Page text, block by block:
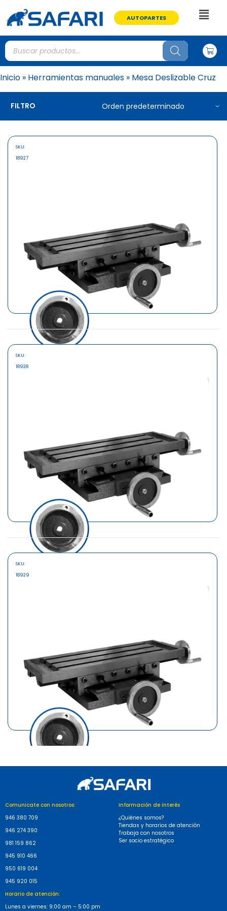
AUTOPARTES
Inicio » Herramientas manuales » Mesa Deslizable Cruz
FILTRO
SKU:
18927
MARCA
SKU:
18928
MARCA
SKU:
18929
MESA DESLIZABLE CRUZ 550X190MM
Comunicate con nosotros:
946 380 709
946 274 390
981 159 862
945 910 466
950 619 004
945 920 015
Horario de atención:
Lunes a viernes: 9:00 am – 5:00 pm
Información de interés
¿Quiénes somos?
Tiendas y horarios de atención
Trabaja con nosotros
Ser socio estratégico